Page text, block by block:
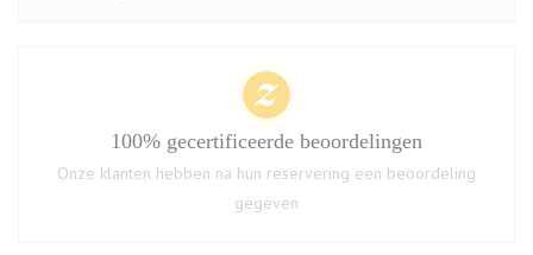
100% gecertificeerde beoordelingen
Onze klanten hebben na hun reservering een beoordeling
gegeven